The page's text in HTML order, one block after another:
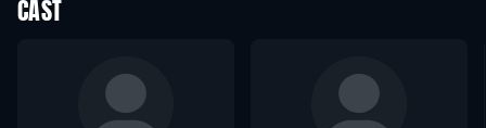
CAST